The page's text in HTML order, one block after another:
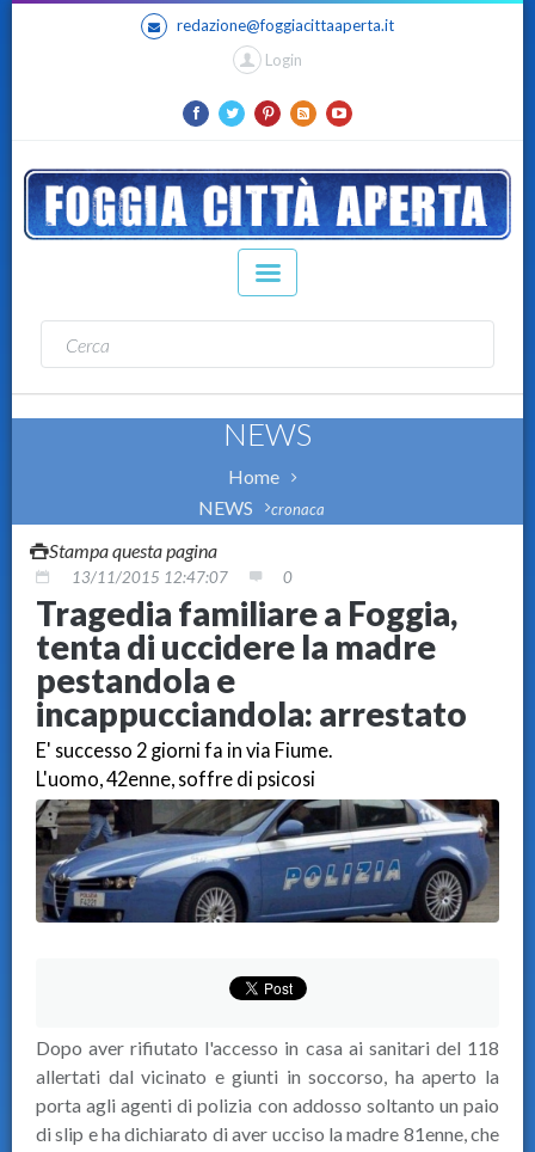
redazione@foggiacittaaperta.it
Login
NEWS
Home
NEWS
cronaca
Stampa questa pagina
13/11/2015 12:47:07 0
Tragedia familiare a Foggia,
tenta di uccidere la madre
pestandola e
incappucciandola: arrestato
E' successo 2 giorni fa in via Fiume.
L'uomo, 42enne, soffre di psicosi
Dopo aver rifiutato l'accesso in casa ai sanitari del 118
allertati dal vicinato e giunti in soccorso, ha aperto la
porta agli agenti di polizia con addosso soltanto un paio
di slip e ha dichiarato di aver ucciso la madre 81enne, che